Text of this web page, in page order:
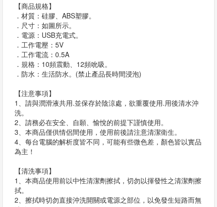
【商品規格】
．材質：硅膠、ABS塑膠。
．尺寸：如圖所示。
．電源：USB充電式。
．工作電壓：5V
．工作電流：0.5A
．規格：10頻震動、12頻吮吸。
．防水：生活防水。(禁止產品長時間浸泡)
【注意事項】
1、請與潤滑液共用.並保存於陰涼處，欲重覆使用.用後清水沖
洗。
2、請務必在安全、自願、愉悅的前提下謹慎使用。
3、本商品僅供情侶間使用，使用前後請注意清潔衛生。
4、每台電腦的解析度皆不同，可能有些微色差，顏色皆以實品
為主！
【清洗事項】
1、本商品使用前以中性清潔劑擦拭，切勿以揮發性之清潔劑擦
拭。
2、擦拭時切勿直接沖洗開關或電源之部位，以免發生短路而無